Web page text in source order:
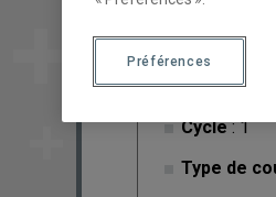
Cycle: 1
Type de
Préférences